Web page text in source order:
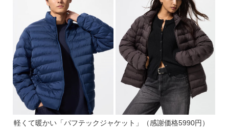
軽くて暖かい「パフテックジャケット」（感謝価格5990円）